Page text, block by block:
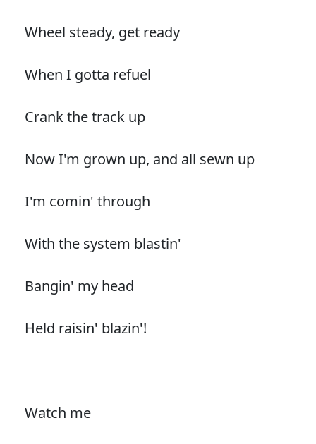
Wheel steady, get ready
When I gotta refuel
Crank the track up
Now I'm grown up, and all sewn up
I'm comin' through
With the system blastin'
Bangin' my head
Held raisin' blazin'!
Watch me